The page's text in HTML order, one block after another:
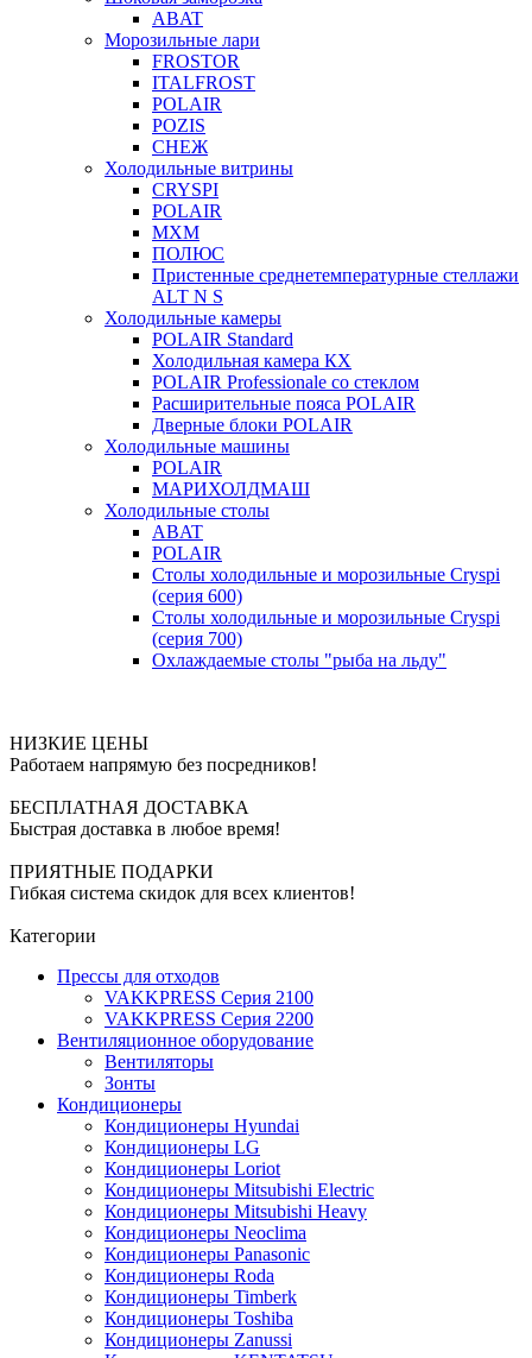
ABAT
Морозильные лари
FROSTOR
ITALFROST
POLAIR
POZIS
СНЕЖ
Холодильные витрины
CRYSPI
POLAIR
МХМ
ПОЛЮС
Пристенные среднетемпературные стеллажи
ALT N S
Холодильные камеры
POLAIR Standard
Холодильная камера КХ
POLAIR Professionale со стеклом
Расширительные пояса POLAIR
Дверные блоки POLAIR
Холодильные машины
POLAIR
МАРИХОЛДМАШ
Холодильные столы
ABAT
POLAIR
Столы холодильные и морозильные Cryspi
(серия 600)
Столы холодильные и морозильные Cryspi
(серия 700)
Охлаждаемые столы "рыба на льду"
НИЗКИЕ ЦЕНЫ
Работаем напрямую без посредников!
БЕСПЛАТНАЯ ДОСТАВКА
Быстрая доставка в любое время!
ПРИЯТНЫЕ ПОДАРКИ
Гибкая система скидок для всех клиентов!
Категории
Прессы для отходов
VAKKPRESS Серия 2100
VAKKPRESS Серия 2200
Вентиляционное оборудование
Вентиляторы
Зонты
Кондиционеры
Кондиционеры Hyundai
Кондиционеры LG
Кондиционеры Loriot
Кондиционеры Mitsubishi Electric
Кондиционеры Mitsubishi Heavy
Кондиционеры Neoclima
Кондиционеры Panasonic
Кондиционеры Roda
Кондиционеры Timberk
Кондиционеры Toshiba
Кондиционеры Zanussi